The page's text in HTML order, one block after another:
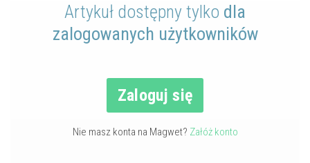
Artykuł dostępny tylko dla
zalogowanych użytkowników
Zaloguj się
Nie masz konta na Magwet? Załóż konto